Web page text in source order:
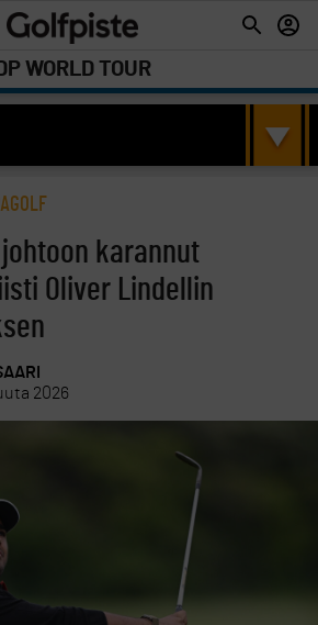
DP WORLD TOUR
karannut
Oliver Lindellin
2026